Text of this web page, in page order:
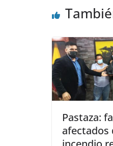
Pastaza:
afectados